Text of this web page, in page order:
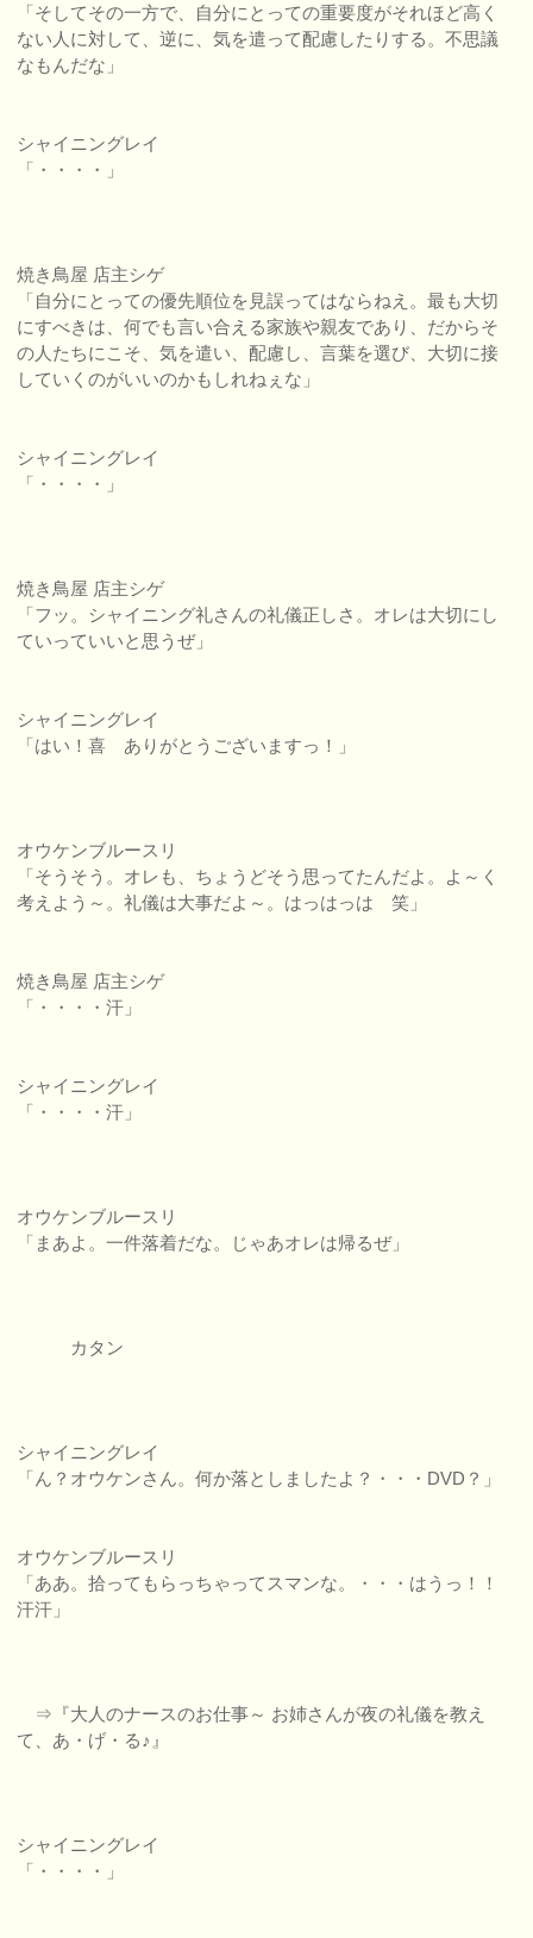
「そしてその一方で、自分にとっての重要度がそれほど高く
ない人に対して、逆に、気を遣って配慮したりする。不思議
なもんだな」
シャイニングレイ
「・・・・」
焼き鳥屋 店主シゲ
「自分にとっての優先順位を見誤ってはならねえ。最も大切
にすべきは、何でも言い合える家族や親友であり、だからそ
の人たちにこそ、気を遣い、配慮し、言葉を選び、大切に接
していくのがいいのかもしれねぇな」
シャイニングレイ
「・・・・」
焼き鳥屋 店主シゲ
「フッ。シャイニング礼さんの礼儀正しさ。オレは大切にし
ていっていいと思うぜ」
シャイニングレイ
「はい！喜 ありがとうございますっ！」
オウケンブルースリ
「そうそう。オレも、ちょうどそう思ってたんだよ。よ～く
考えよう～。礼儀は大事だよ～。はっはっは 笑」
焼き鳥屋 店主シゲ
「・・・・汗」
シャイニングレイ
「・・・・汗」
オウケンブルースリ
「まあよ。一件落着だな。じゃあオレは帰るぜ」
カタン
シャイニングレイ
「ん？オウケンさん。何か落としましたよ？・・・DVD？」
オウケンブルースリ
「ああ。拾ってもらっちゃってスマンな。・・・はうっ！！
汗汗」
⇒『大人のナースのお仕事～ お姉さんが夜の礼儀を教え
て、あ・げ・る♪』
シャイニングレイ
「・・・・」